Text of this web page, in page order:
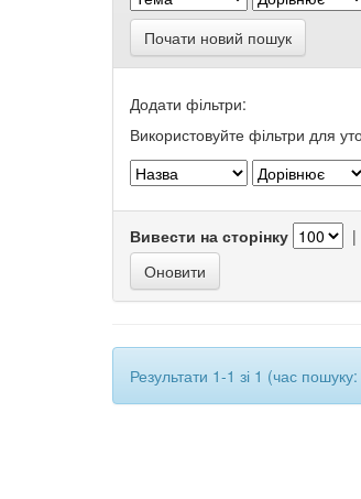
Почати новий пошук
Додати фільтри:
Використовуйте фільтри для
Вивести на сторінку |
Результати 1-1 зі 1 (час